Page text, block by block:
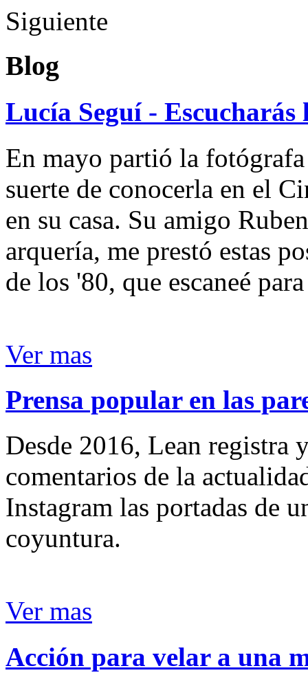
Siguiente
Blog
Lucía Seguí - Escucharás
En mayo partió la
suerte de conocerla en el
en su casa. Su amigo
arquería, me prestó estas
de los '80, que escaneé
Ver mas
Prensa popular en las
Desde 2016, Lean registra
comentarios de la
Instagram las portadas de
coyuntura.
Ver mas
Acción para velar a una